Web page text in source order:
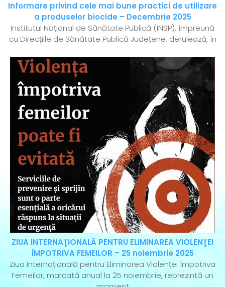
Informare privind cele mai bune practici de utilizare
a produselor biocide – Decembrie 2025
Institutul Național de Sănătate Publică (INSP), împreună
cu Direcțiile de Sănătate Publică Județene, derulează, în
ZIUA INTERNAŢIONALĂ PENTRU ELIMINAREA VIOLENŢEI
ÎMPOTRIVA FEMEILOR – 25 noiembrie 2025
Ziua Internațională pentru Eliminarea Violenței împotriva
Femeilor, marcată anual la 25 noiembrie, reprezintă un